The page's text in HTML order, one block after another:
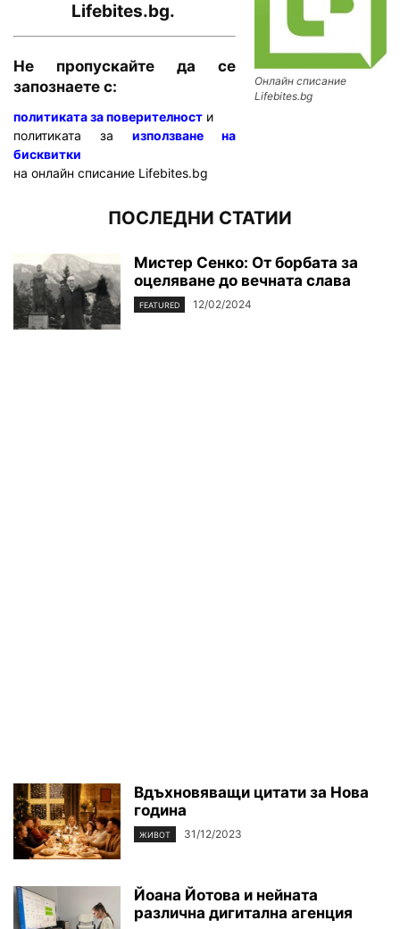
Онлайн списание
Lifebites.bg
Lifebites.bg.
Не пропускайте да се
запознаете с:
политиката за поверителност и
политиката за използване на
бисквитки
на онлайн списание Lifebites.bg
ПОСЛЕДНИ СТАТИИ
Мистер Сенко: От борбата за
оцеляване до вечната слава
FEATURED 12/02/2024
Вдъхновяващи цитати за Нова
година
ЖИВОТ 31/12/2023
Йоана Йотова и нейната
различна дигитална агенция